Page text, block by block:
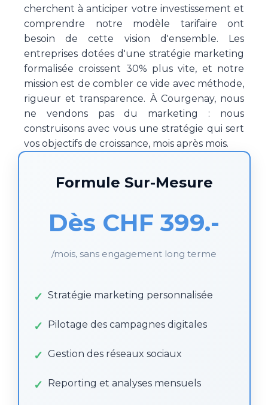
cherchent à anticiper votre investissement et
comprendre notre modèle tarifaire ont
besoin de cette vision d'ensemble. Les
entreprises dotées d'une stratégie marketing
formalisée croissent 30% plus vite, et notre
mission est de combler ce vide avec méthode,
rigueur et transparence. À Courgenay, nous
ne vendons pas du marketing : nous
construisons avec vous une stratégie qui sert
vos objectifs de croissance, mois après mois.
Formule Sur-Mesure
Dès CHF 399.-
/mois, sans engagement long terme
Stratégie marketing personnalisée
Pilotage des campagnes digitales
Gestion des réseaux sociaux
Reporting et analyses mensuels